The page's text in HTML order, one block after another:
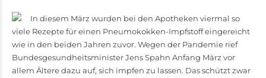
In diesem März wurden bei den Apotheken viermal so
viele Rezepte für einen Pneumokokken-Impfstoff eingereicht
wie in den beiden Jahren zuvor. Wegen der Pandemie rief
Bundesgesundheitsminister Jens Spahn Anfang März vor
allem Ältere dazu auf, sich impfen zu lassen. Das schützt zwar